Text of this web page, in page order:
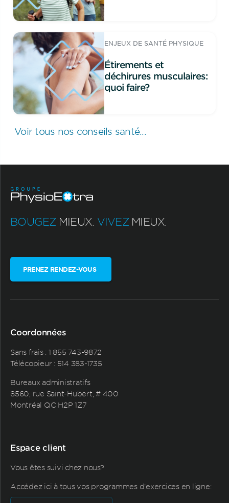
ENJEUX DE SANTÉ PHYSIQUE
Étirements et
déchirures musculaires:
quoi faire?
Voir tous nos conseils santé...
BOUGEZ MIEUX. VIVEZ MIEUX.
PRENEZ RENDEZ-VOUS
Coordonnées
Sans frais : 1 855 743-9872
Télécopieur : 514 383-1735
Bureaux administratifs
8560, rue Saint-Hubert, # 400
Montréal QC H2P 1Z7
Espace client
Vous êtes suivi chez nous?
Accédez ici à tous vos programmes d'exercices en ligne: